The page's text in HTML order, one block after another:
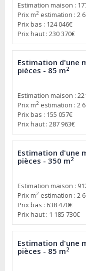
Estimation maison :
Prix m2 estimation : 2
Prix bas : 124 046€
Prix haut : 230 370€
Estimation d'une
pièces - 85 m2
Estimation maison :
Prix m2 estimation : 2
Prix bas : 155 057€
Prix haut : 287 963€
Estimation d'une
pièces - 350 m2
Estimation maison :
Prix m2 estimation : 2
Prix bas : 638 470€
Prix haut : 1 185 730€
Estimation d'une
pièces - 85 m2